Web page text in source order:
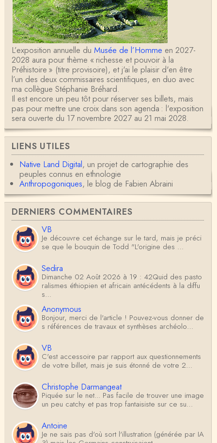
L’exposition annuelle du Musée de l’Homme en 2027-
2028 aura pour thème « richesse et pouvoir à la
Préhistoire » (titre provisoire), et j'ai le plaisir d'en être
l’un des deux commissaires scientifiques, en duo avec
ma collègue Stéphanie Bréhard.
Il est encore un peu tôt pour réserver ses billets, mais
pas pour mettre une croix dans son agenda : l'exposition
sera ouverte du 17 novembre 2027 au 21 mai 2028.
LIENS UTILES
Native Land Digital, un projet de cartographie des
peuples connus en ethnologie
Anthropogoniques, le blog de Fabien Abraini
DERNIERS COMMENTAIRES
VB
Je découvre cet échange sur le tard, mais je préci
se que le bouquin de Todd "L'origine des …
Sedira
Dimanche 02 Août 2026 à 19 : 42Quid des pasto
ralismes éthiopien et africain antécédents à la diffu
s…
Anonymous
Bonjour, merci de l'article ! Pouvez-vous donner de
s références de travaux et synthèses archéolo…
VB
C'est accessoire par rapport aux questionnements
de votre billet, mais je suis étonné de votre 2…
Christophe Darmangeat
Piquée sur le net... Pas facile de trouver une image
un peu catchy et pas trop fantaisiste sur ce su…
Antoine
Je ne sais pas d'où sort l'illustration (générée par IA